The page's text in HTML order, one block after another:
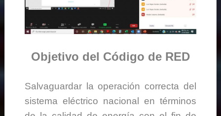
Objetivo del Código de RED
Salvaguardar la operación correcta del
sistema eléctrico nacional en términos